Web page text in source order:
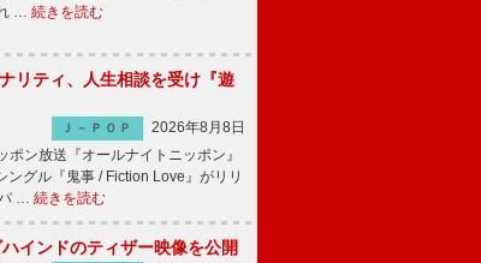
… 続きを読む
リティ、人生相談を受け『遊
Ｊ－ＰＯＰ
2026年8月8日
ン放送『オールナイトニッポン』
グル『鬼事 / Fiction Love』がリリ
… 続きを読む
インドのティザー映像を公開